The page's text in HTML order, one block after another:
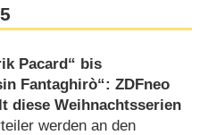
Pacard“ bis
Fantaghirò“: ZDFneo
diese Weihnachtsserien
werden an den